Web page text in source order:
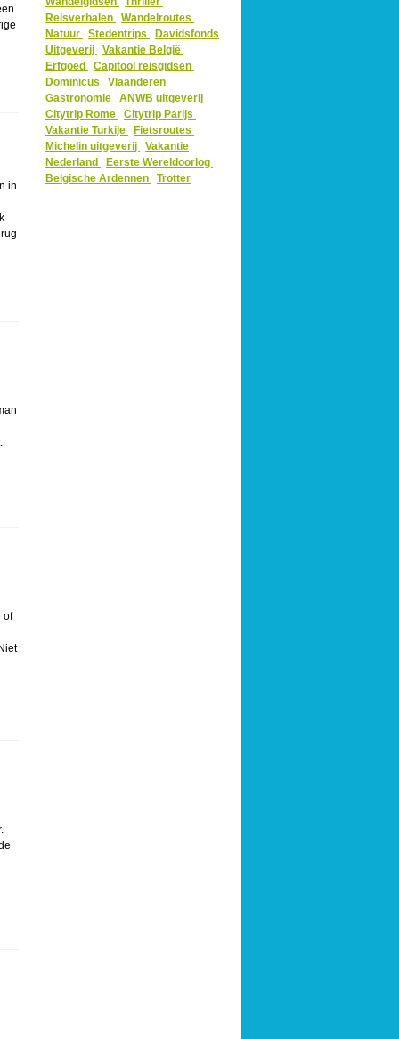
in
of
Reisverhalen
Wandelroutes
Natuur
Stedentrips
Davidsfonds
Uitgeverij
Vakantie België
Erfgoed
Capitool reisgidsen
Dominicus
Vlaanderen
Gastronomie
ANWB uitgeverij
Citytrip Rome
Citytrip Parijs
Vakantie Turkije
Fietsroutes
Michelin uitgeverij
Vakantie
Nederland
Eerste Wereldoorlog
Belgische Ardennen
Trotter